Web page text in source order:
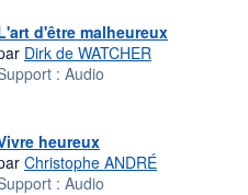
d'être malheureux
Dirk de WATCHER
: Audio
heureux
Christophe ANDRÉ
: Audio